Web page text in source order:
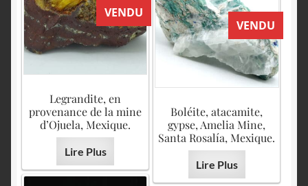
VENDU
Legrandite, en
provenance de la mine
d’Ojuela, Mexique.
Lire Plus
VENDU
Boléite, atacamite,
gypse, Amelia Mine,
Santa Rosalía, Mexique.
Lire Plus